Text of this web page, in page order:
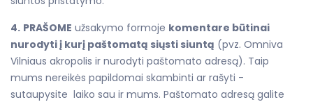
4. PRAŠOME užsakymo formoje komentare būtinai
nurodyti į kurį paštomatą siųsti siuntą (pvz. Omniva
Vilniaus akropolis ir nurodyti paštomato adresą). Taip
mums nereikės papildomai skambinti ar rašyti -
sutaupysite laiko sau ir mums. Paštomato adresą galite